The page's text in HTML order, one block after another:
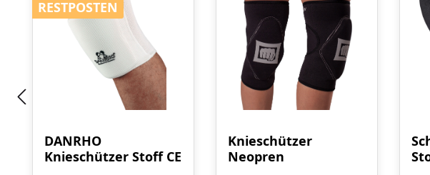
RESTPOSTEN
RESTPOSTEN
DANRHO
Knieschützer Stoff CE
Knieschützer
Neopren